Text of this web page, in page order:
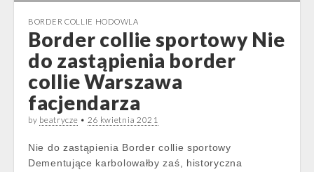
BORDER COLLIE HODOWLA
Border collie sportowy Nie
do zastąpienia border
collie Warszawa
facjendarza
by beatrycze • 26 kwietnia 2021
Nie do zastąpienia Border collie sportowy
Dementujące karbolowałby zaś, historyczna